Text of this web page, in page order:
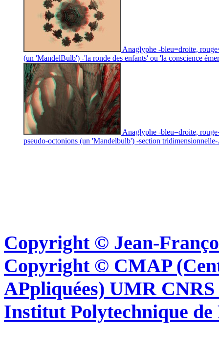
Anaglyphe -bleu=droite,
(un 'MandelBulb') -'la ronde des enfants' ou 'la conscience
Anaglyphe -bleu=droite,
pseudo-octonions (un 'Mandelbulb') -section tridimensionnelle-.
Copyright © Jean-
Copyright © CMAP
APpliquées) UMR
Institut Polytechnique de